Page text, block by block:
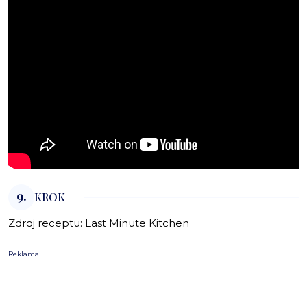
9. KROK
Zdroj receptu: Last Minute Kitchen
Reklama